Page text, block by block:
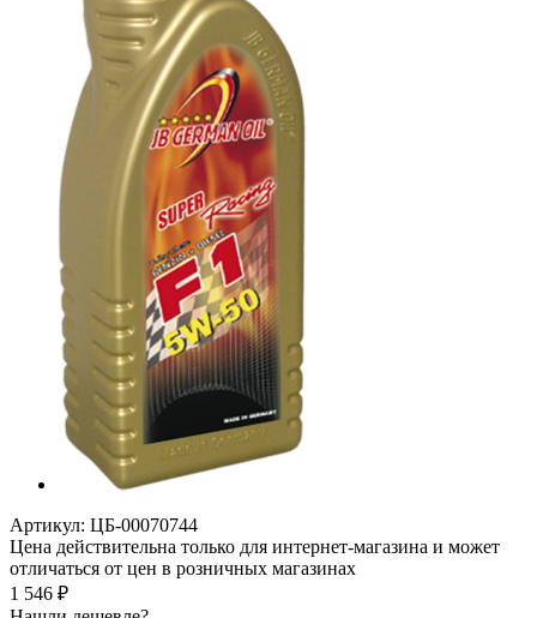
Артикул: ЦБ-00070744
Цена действительна только для интернет-магазина и может
отличаться от цен в розничных магазинах
1 546 ₽